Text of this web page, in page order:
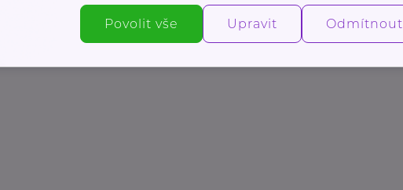
Povolit vše Upravit Odmítnout